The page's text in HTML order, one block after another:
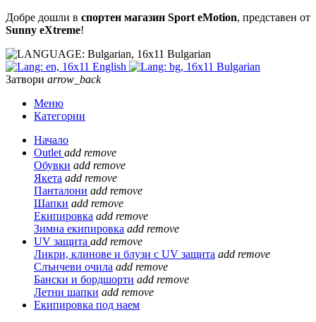
Добре дошли в спортен магазин Sport eMotion, представен от
Sunny eXtreme!
Bulgarian
English
Bulgarian
Затвори arrow_back
Меню
Категории
Начало
Outlet add remove
Обувки add remove
Якета add remove
Панталони add remove
Шапки add remove
Екипировка add remove
Зимна екипировка add remove
UV защита add remove
Ликри, клинове и блузи с UV защита add remove
Слънчеви очила add remove
Бански и бордшорти add remove
Летни шапки add remove
Екипировка под наем